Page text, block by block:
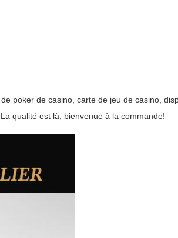
poker de casino, carte de jeu de casino,
qualité est là, bienvenue à la commande!